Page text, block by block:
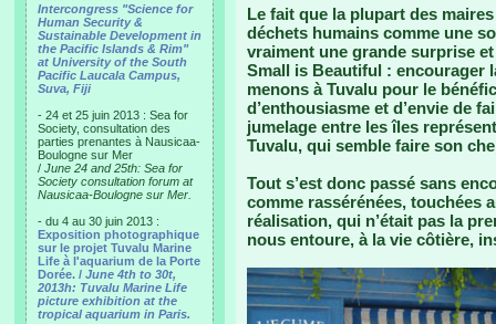
Intercongress "Science for
Human Security &
Sustainable Development in
the Pacific Islands & Rim"
at University of the South
Pacific Laucala Campus,
Suva, Fiji
- 24 et 25 juin 2013 : Sea for
Society, consultation des
parties prenantes à Nausicaa-
Boulogne sur Mer
/ June 24 and 25th: Sea for
Society consultation forum at
Nausicaa-Boulogne sur Mer.
- du 4 au 30 juin 2013 :
Exposition photographique
sur le projet Tuvalu Marine
Life à l'aquarium de la Porte
Dorée. / June 4th to 30t,
2013h: Tuvalu Marine Life
picture exhibition at the
tropical aquarium in Paris.
Le fait que la plupart des
déchets humains comme une
vraiment une grande surprise
Small is Beautiful : encourager
menons à Tuvalu pour le
d’enthousiasme et d’envie de
jumelage entre les îles
Tuvalu, qui semble faire son
Tout s’est donc passé sans
comme rassérénées, touchées
réalisation, qui n’était pas la
nous entoure, à la vie côtière,